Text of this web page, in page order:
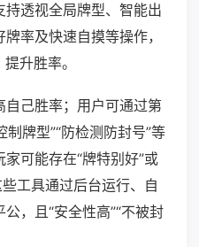
持透视全局牌型、智能出
率及快速自摸等操作，
升胜率。
己胜率；用户可通过第
制牌型”“防检测防封号”等
可能存在“牌特别好”或
工具通过后台运行、自
，且“安全性高”“不被封